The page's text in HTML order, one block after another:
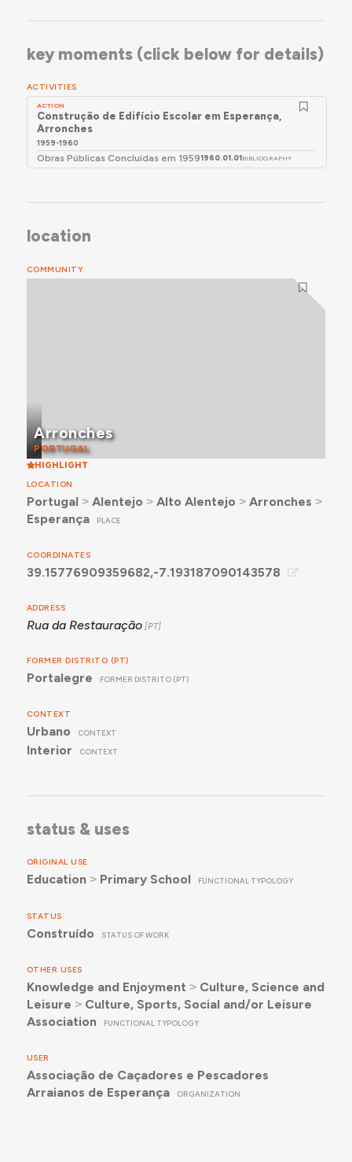
key moments (click below for details)
ACTIVITIES
ACTION
Construção de Edifício Escolar em Esperança,
Arronches
1959-1960
Obras Públicas Concluídas em 19591960.01.01BIBLIOGRAPHY
location
COMMUNITY
Arronches
PORTUGAL
HIGHLIGHT
LOCATION
Portugal ˃ Alentejo ˃ Alto Alentejo ˃ Arronches ˃
Esperança
PLACE
COORDINATES
39.15776909359682,-7.193187090143578
ADDRESS
Rua da Restauração
FORMER DISTRITO (PT)
Portalegre FORMER DISTRITO (PT)
CONTEXT
Urbano CONTEXT
Interior CONTEXT
status & uses
ORIGINAL USE
Education ˃ Primary School FUNCTIONAL TYPOLOGY
STATUS
Construído STATUS OF WORK
OTHER USES
Knowledge and Enjoyment ˃ Culture, Science and
Leisure ˃ Culture, Sports, Social and/or Leisure
Association
FUNCTIONAL TYPOLOGY
USER
Associação de Caçadores e Pescadores
Arraianos de Esperança
ORGANIZATION